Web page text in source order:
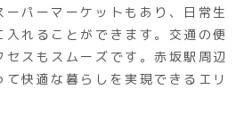
ーパーマーケットもあり、日常生
れることができます。交通の便
スもスムーズです。赤坂駅周辺
快適な暮らしを実現できるエリ